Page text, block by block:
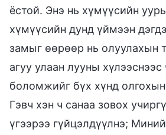
ёстой. Энэ нь хүмүүсийн
хүмүүсийн дунд үймээн
замыг өөрөөр нь олуулахын
агуу улаан лууны
боломжийг бүх хүнд
Гэвч хэн ч санаа зовох
үгээрээ гүйцэлдүүлнэ; Миний